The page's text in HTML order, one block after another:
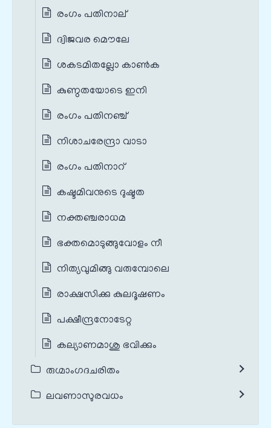
രംഗം പതിനാല്
ദ്വിജവര മൌലേ
ശകടമിതല്ലോ കാണ്‍ക
കുണ്ഠതയോടെ ഇനി
രംഗം പതിനഞ്ച്
നിശാചരേന്ദ്രാ വാടാ
രംഗം പതിനാറ്
കഷ്ടമിവനുടെ ദുഷ്ടത
നക്തഞ്ചരാധമ
ഭക്തമൊടുങ്ങുവോളം നീ
നിത്യവുമിങ്ങു വരുമ്പോലെ
രാക്ഷസിക്കു കുലദൂഷണം
പക്ഷീന്ദ്രനോടേറ്റ
കല്യാണമാശു ഭവിക്കും
രുഗ്മാംഗദചരിതം
ലവണാസുരവധം